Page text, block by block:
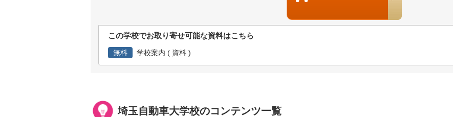
この学校でお取り寄せ可能な資料はこちら
無料 学校案内 ( 資料 )
埼玉自動車大学校のコンテンツ一覧